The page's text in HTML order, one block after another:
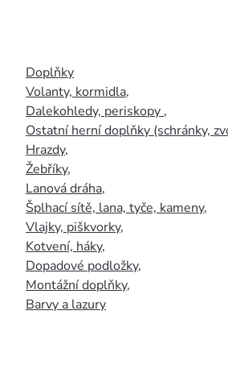
Doplňky
Volanty, kormidla,
Dalekohledy, periskopy ,
Ostatní herní doplňky (schránky,
Hrazdy,
Žebříky,
Lanová dráha,
Šplhací sítě, lana, tyče, kameny,
Vlajky, piškvorky,
Kotvení, háky,
Dopadové podložky,
Montážní doplňky,
Barvy a lazury